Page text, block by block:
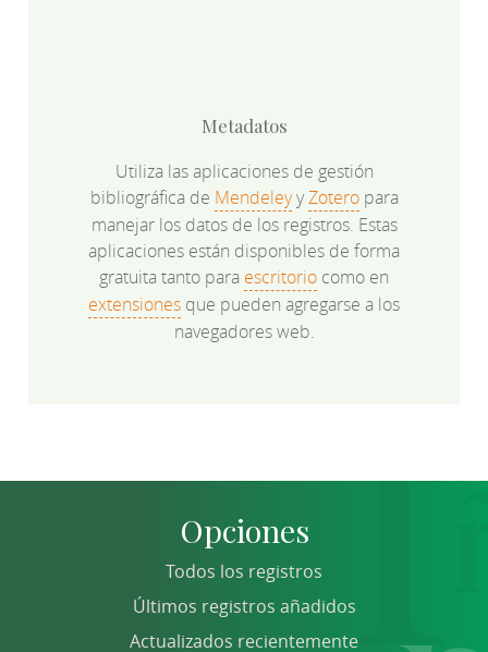
Metadatos
Utiliza las aplicaciones de gestión
bibliográfica de MendeleyyZoteropara
manejar los datos de los registros. Estas
aplicaciones están disponibles de forma
gratuita tanto para escritorio como en
extensiones que pueden agregarse a los
navegadores web.
Opciones
Todos los registros
Últimos registros añadidos
Actualizados recientemente